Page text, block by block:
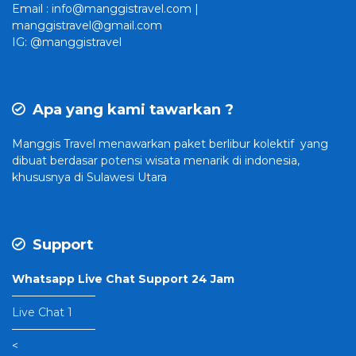
Email : info@manggistravel.com |
manggistravel@gmail.com
IG: @manggistravel
Apa yang kami tawarkan ?
Manggis Travel menawarkan paket berlibur kolektif yang
dibuat berdasar potensi wisata menarik di indonesia,
khususnya di Sulawesi Utara
Support
Whatsapp Live Chat Support 24 Jam
———————–
Live Chat 1
———————–
<